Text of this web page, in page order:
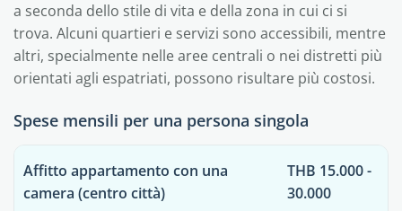
a seconda dello stile di vita e della zona in cui ci si
trova. Alcuni quartieri e servizi sono accessibili, mentre
altri, specialmente nelle aree centrali o nei distretti più
orientati agli espatriati, possono risultare più costosi.
Spese mensili per una persona singola
Affitto appartamento con una
camera (centro città)
THB 15.000 -
30.000